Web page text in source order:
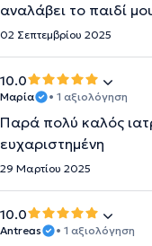
αναλάβει το παιδί
02 Σεπτεμβρίου 2025
10.0
Μαρία • 1 αξιολόγηση
Παρά πολύ καλός
ευχαριστημένη
29 Μαρτίου 2025
10.0
Antreas • 1 αξιολόγηση